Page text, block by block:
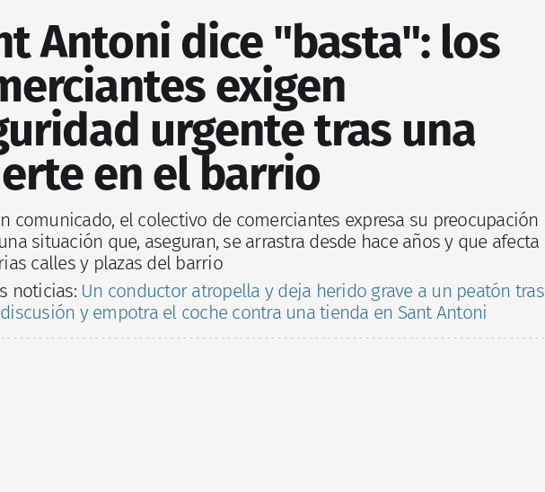
Antoni dice "basta": los
exigen
urgente tras una
en el barrio
comunicado, el colectivo de comerciantes expresa su preocupación
situación que, aseguran, se arrastra desde hace años y que afecta
calles y plazas del barrio
noticias:Un conductor atropella y deja herido grave a un peatón tras
y empotra el coche contra una tienda en Sant Antoni